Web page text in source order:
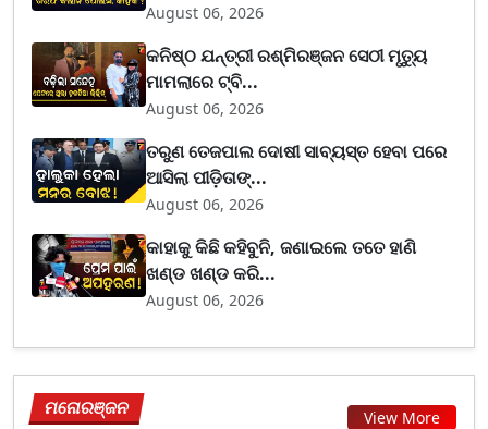
August 06, 2026
କନିଷ୍ଠ ଯନ୍ତ୍ରୀ ରଶ୍ମିରଞ୍ଜନ ସେଠୀ ମୃତ୍ୟୁ
ମାମଲାରେ ଟ୍ବି...
August 06, 2026
ତରୁଣ ତେଜପାଲ ଦୋଷୀ ସାବ୍ୟସ୍ତ ହେବା ପରେ
ଆସିଲା ପୀଡ଼ିତାଙ୍...
August 06, 2026
କାହାକୁ କିଛି କହିବୁନି, ଜଣାଇଲେ ତତେ ହାଣି
ଖଣ୍ଡ ଖଣ୍ଡ କରି...
August 06, 2026
ମନୋରଞ୍ଜନ View More